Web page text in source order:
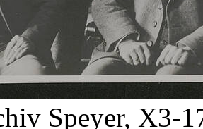
Speyer, X3-